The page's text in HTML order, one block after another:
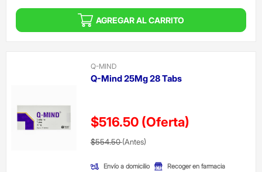
AGREGAR AL CARRITO
Q-MIND
Q-Mind 25Mg 28 Tabs
$516.50 (Oferta)
Precio reducido de
$554.50(Antes)(Oferta)
Envío a domicilio Recoger en farmacia